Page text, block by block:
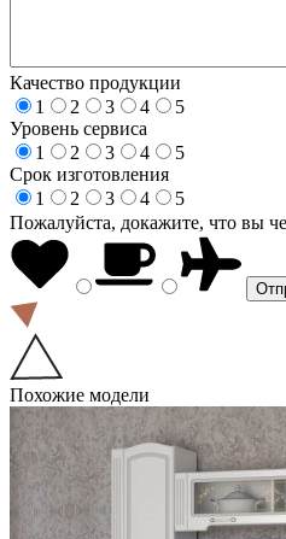
Качество продукции
1
2 3 4
5
Уровень сервиса
1
2 3 4
5
Срок изготовления
1
2 3 4
5
Пожалуйста, докажите, что вы
Похожие модели